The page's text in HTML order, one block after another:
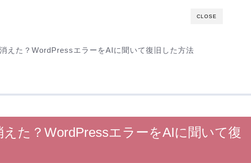
CLOSE
えた？WordPressエラーをAIに聞いて復旧した方法
た？WordPressエラーをAIに聞いて復